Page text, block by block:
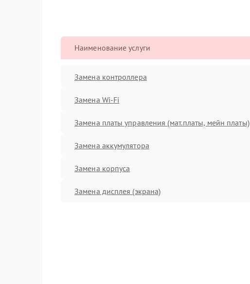
Наименование услуги
Замена контроллера
Замена Wi-Fi
Замена платы управления (мат.платы, мейн платы)
Замена аккумулятора
Замена корпуса
Замена дисплея (экрана)